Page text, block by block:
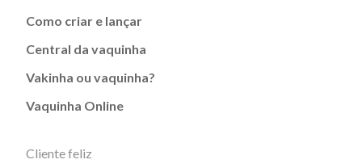
Como criar e lançar
Central da vaquinha
Vakinha ou vaquinha?
Vaquinha Online
Cliente feliz